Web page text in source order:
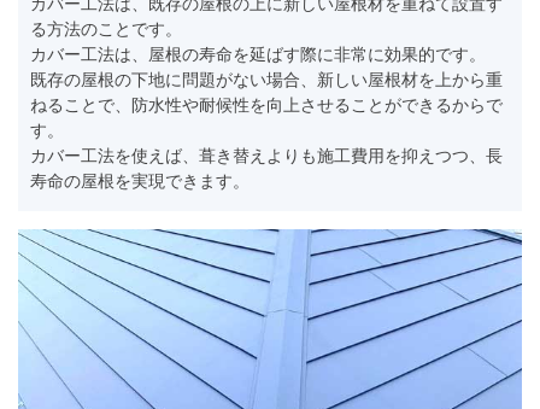
る方法のことです。
カバー工法は、屋根の寿命を延ばす際に非常に効果的です。
既存の屋根の下地に問題がない場合、新しい屋根材を上から重
ねることで、防水性や耐候性を向上させることができるからで
す。
カバー工法を使えば、葺き替えよりも施工費用を抑えつつ、長
寿命の屋根を実現できます。